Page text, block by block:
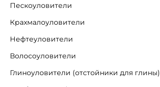
Пескоуловители
Крахмалоуловители
Нефтеуловители
Волосоуловители
Глиноуловители (отстойники для глины)